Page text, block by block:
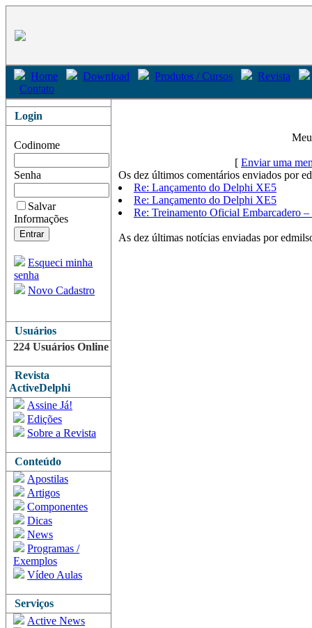
Home Download Produtos / Cursos
Revista
Contato
Login
Codinome
Senha
Salvar
Informações
Esqueci minha
senha
Novo Cadastro
Usuários
224 Usuários Online
Revista
ActiveDelphi
Assine Já!
Edições
Sobre a Revista
Conteúdo
Apostilas
Artigos
Componentes
Dicas
News
Programas /
Exemplos
Vídeo Aulas
Serviços
Active News
[ Enviar uma
Os dez últimos comentários enviados por
Re: Lançamento do Delphi XE5
Re: Lançamento do Delphi XE5
Re: Treinamento Oficial Embarcadero
As dez últimas notícias enviadas por